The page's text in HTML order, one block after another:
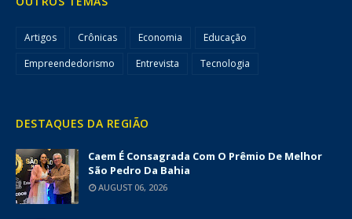
Artigos Crônicas Economia
Educação
Empreendedorismo
Entrevista Tecnologia
DESTAQUES DA REGIÃO
Caem É Consagrada Com O Prêmio De Melhor
São Pedro Da Bahia
AUGUST 06, 2026